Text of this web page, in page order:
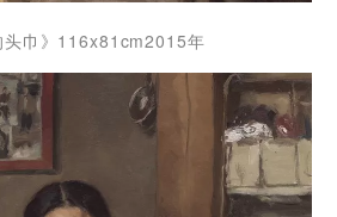
头巾》116x81cm2015年